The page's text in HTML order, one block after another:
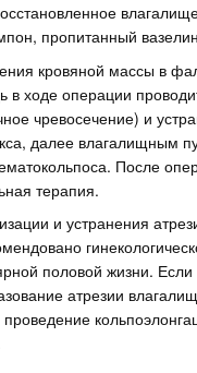
пропитанный
кровяной массы в
в ходе операции
чревосечение) и
далее влагалищным
После
терапия.
и устранения
половой жизни.
атрезии